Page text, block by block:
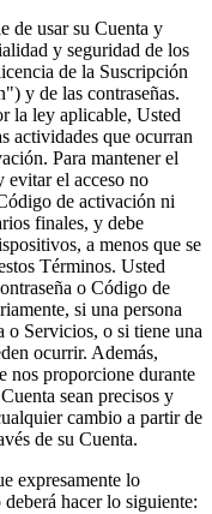
de usar su Cuenta y
y seguridad de los
de la Suscripción
") y de las contraseñas.
la ley aplicable, Usted
actividades que ocurran
Para mantener el
evitar el acceso no
de activación ni
finales, y debe
a menos que se
Términos. Usted
o Código de
si una persona
o Servicios, o si tiene una
ocurrir. Además,
nos proporcione durante
sean precisos y
cambio a partir de
de su Cuenta.
expresamente lo
hacer lo siguiente: